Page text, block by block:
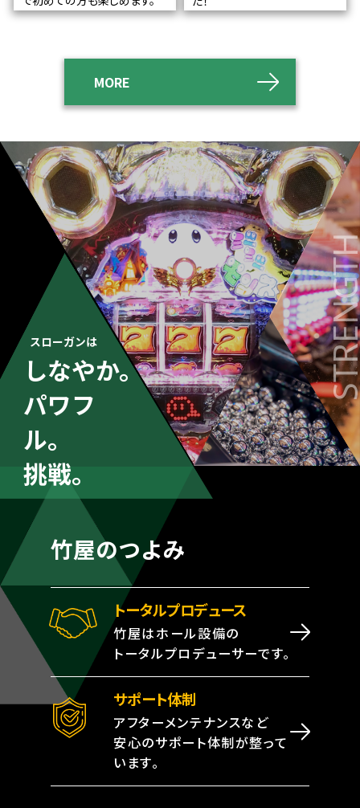
MORE
スローガンは
しなやか。
パワフ
ル。
挑戦。
竹屋のつよみ
トータルプロデュース
竹屋はホール設備の
トータルプロデューサーです。
サポート体制
アフターメンテナンスなど
安心のサポート体制が整って
います。